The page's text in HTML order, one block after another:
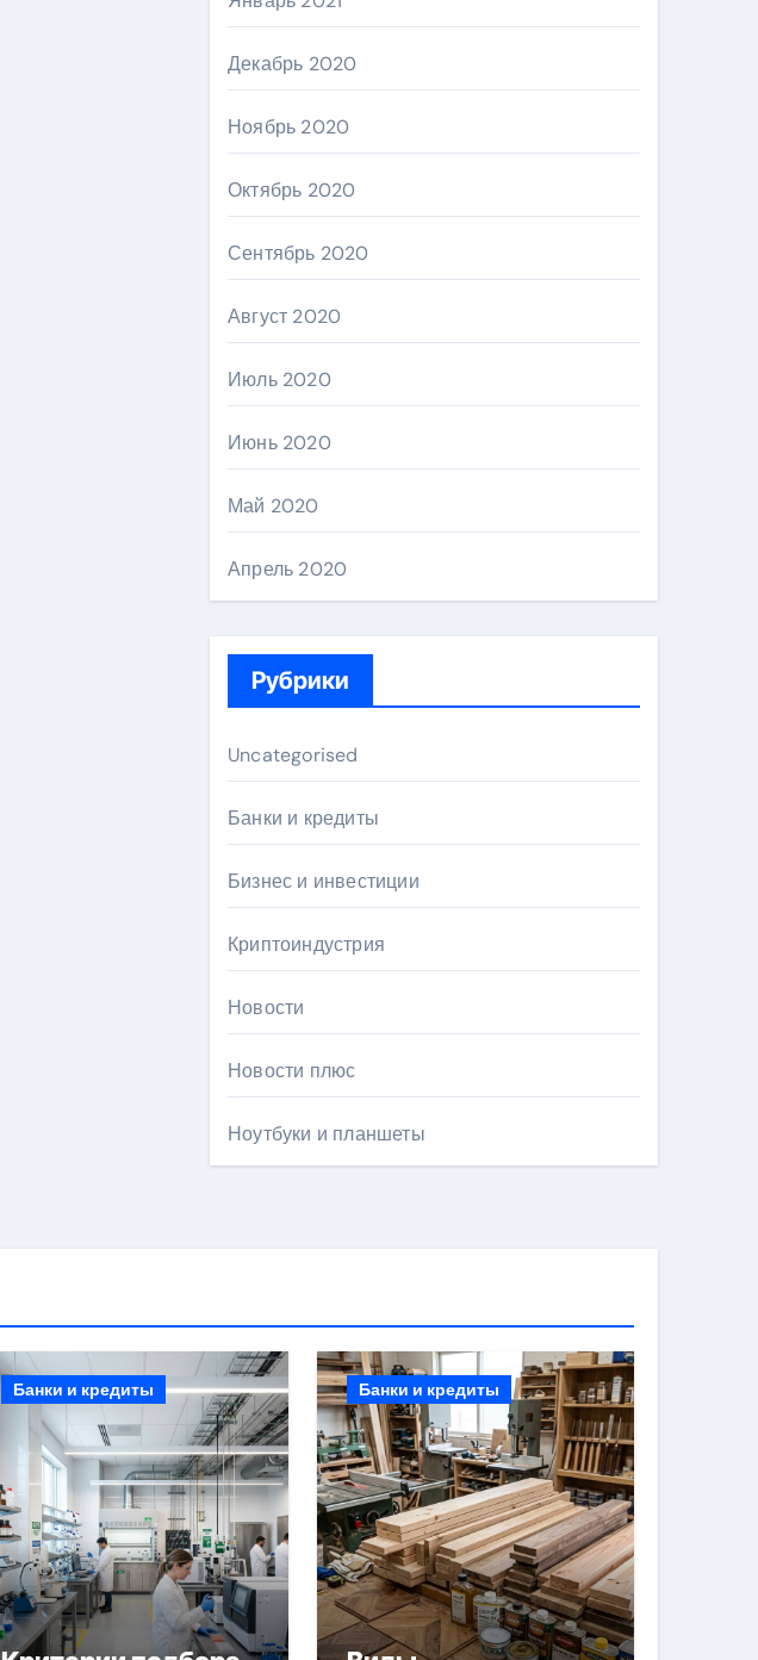
Декабрь 2020
Ноябрь 2020
Октябрь 2020
Сентябрь 2020
Август 2020
Июль 2020
Июнь 2020
Май 2020
Апрель 2020
Рубрики
Uncategorised
Банки и кредиты
Бизнес и инвестиции
Криптоиндустрия
Новости
Новости плюс
Ноутбуки и планшеты
Банки и кредиты Банки и кредиты